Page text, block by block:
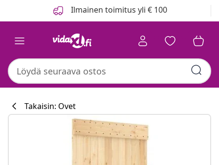
Ilmainen toimitus yli € 100
Takaisin: Ovet